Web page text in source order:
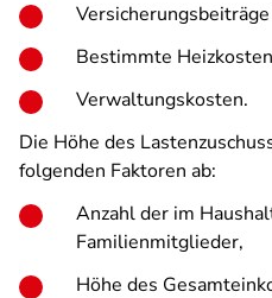
Bestimmte
Verwaltungskosten.
Die Höhe des
folgenden Faktoren ab:
Anzahl der im
Familienmitglieder,
Höhe des